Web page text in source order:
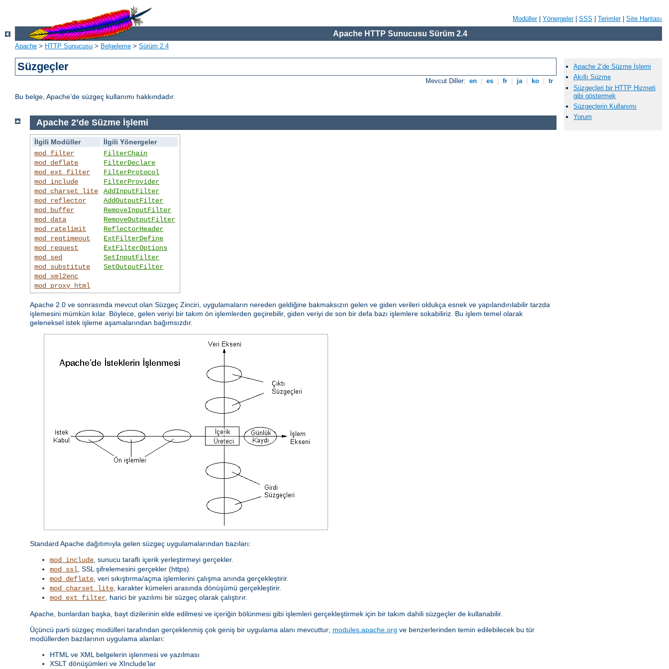
Modüller| Yönergeler| SSS Terimler| Site Haritası
Apache HTTP Sunucusu Sürüm 2.4
Apache > HTTP Sunucusu > Belgeleme > Sürüm 2.4
Süzgeçler
Mevcut Diller: en es fr ja ko tr
Bu belge, Apache’de süzgeç kullanımı hakkındadır.
Apache 2’de Süzme İşlemi
Akıllı Süzme
Süzgeçleri bir HTTP Hizmeti
gibi göstermek
Süzgeçlerin Kullanımı
Yorum
Apache 2’de Süzme İşlemi
İlgili Modüller
İlgili Yönergeler
mod_filter
mod_deflate
mod_ext_filter
mod_include
mod_charset_lite
mod_reflector
mod_buffer
mod_data
mod_ratelimit
mod_reqtimeout
mod_request
mod_sed
mod_substitute
mod_xml2enc
mod_proxy_html
FilterChain
FilterDeclare
FilterProtocol
FilterProvider
AddInputFilter
AddOutputFilter
RemoveInputFilter
RemoveOutputFilter
ReflectorHeader
ExtFilterDefine
ExtFilterOptions
SetInputFilter
SetOutputFilter
Apache 2.0 ve sonrasında mevcut olan Süzgeç Zinciri, uygulamaların nereden geldiğine bakmaksızın gelen ve giden verileri oldukça esnek ve yapılandırılabilir tarzda
işlemesini mümkün kılar. Böylece, gelen veriyi bir takım ön işlemlerden geçirebilir, giden veriyi de son bir defa bazı işlemlere sokabiliriz. Bu işlem temel olarak
geleneksel istek işleme aşamalarından bağımsızdır.
Standard Apache dağıtımıyla gelen süzgeç uygulamalarından bazıları:
mod_include , sunucu taraflı içerik yerleştirmeyi gerçekler.
mod_ssl , SSL şifrelemesini gerçekler (https).
mod_deflate , veri sıkıştırma/açma işlemlerini çalışma anında gerçekleştirir.
mod_charset_lite , karakter kümeleri arasında dönüşümü gerçekleştirir.
mod_ext_filter , harici bir yazılımı bir süzgeç olarak çalıştırır.
Apache, bunlardan başka, bayt dizilerinin elde edilmesi ve içeriğin bölünmesi gibi işlemleri gerçekleştirmek için bir takım dahili süzgeçler de kullanabilir.
Üçüncü parti süzgeç modülleri tarafından gerçeklenmiş çok geniş bir uygulama alanı mevcuttur; modules.apache.org ve benzerlerinden temin edilebilecek bu tür
modüllerden bazılarının uygulama alanları:
HTML ve XML belgelerin işlenmesi ve yazılması
XSLT dönüşümleri ve XInclude’lar